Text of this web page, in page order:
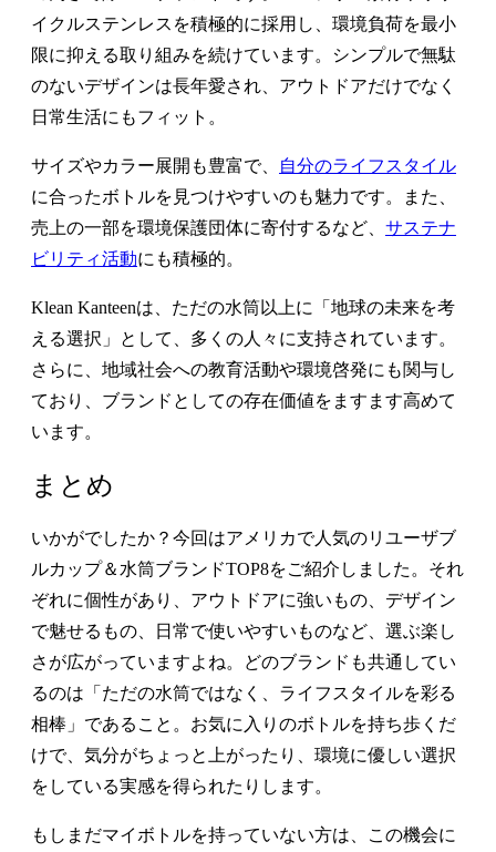
イクルステンレスを積極的に採用し、環境負荷を最小
限に抑える取り組みを続けています。シンプルで無駄
のないデザインは長年愛され、アウトドアだけでなく
日常生活にもフィット。
サイズやカラー展開も豊富で、
自分のライフスタイル
に合ったボトルを見つけやすいのも魅力です。また、
売上の一部を環境保護団体に寄付するなど、 サステナ
ビリティ活動にも積極的。
Klean Kanteenは、ただの水筒以上に「地球の未来を考
える選択」として、多くの人々に支持されています。
さらに、地域社会への教育活動や環境啓発にも関与し
ており、ブランドとしての存在価値をますます高めて
います。
まとめ
いかがでしたか？今回はアメリカで人気のリユーザブ
ルカップ＆水筒ブランドTOP8をご紹介しました。それ
ぞれに個性があり、アウトドアに強いもの、デザイン
で魅せるもの、日常で使いやすいものなど、選ぶ楽し
さが広がっていますよね。どのブランドも共通してい
るのは「ただの水筒ではなく、ライフスタイルを彩る
相棒」であること。お気に入りのボトルを持ち歩くだ
けで、気分がちょっと上がったり、環境に優しい選択
をしている実感を得られたりします。
もしまだマイボトルを持っていない方は、この機会に